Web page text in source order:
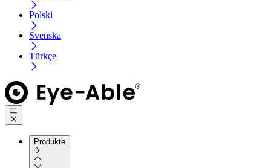
Polski
Svenska
Türkçe
Produkte